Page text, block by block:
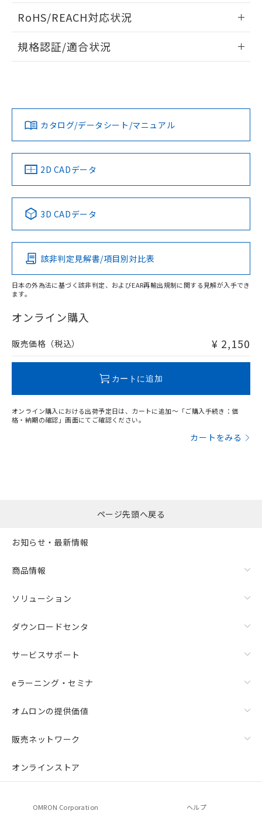
ドすることができます。
ログイン/会員登録
ダウンロードデータをご利用いただく前に、以下を必ずお読
みください。
ソフトウェアの使用条件
RoHS/REACH対応状況
EU RoHS 注意事項・凡例
対応済み
中国 RoHS 注意事項・凡例
Pb Hg Cd Cr(VI)
O
在庫等で未対応品が混在する可能性があります。
問い合わせください。
規格認証/適合状況
カタログ/データシート/マニュアル
2D CADデータ
3D CADデータ
該非判定見解書/項目別対比表
日本の外為法に基づく該非判定、およびEAR再輸出規制に関する見解が入手でき
ます。
オンライン購入
販売価格（税込） ¥ 2,150
カートに追加
オンライン購入における出荷予定日は、カートに追加～「ご購入手続き：価
格・納期の確認」画面にてご確認ください。
カートをみる
ものではありません。
また、RoHS指令のフタル酸エステル類４
物質の対応では、対応完了までの期間は出
荷製品に未対応品が混在することから備考
欄に対応日を記載しておりました。
ページ先頭へ戻る
お知らせ・最新情報
商品情報
ソリューション
ダウンロードセンタ
サービスサポート
eラーニング・セミナ
オムロンの提供価値
販売ネットワーク
オンラインストア
OMRON Corporation ヘルプ